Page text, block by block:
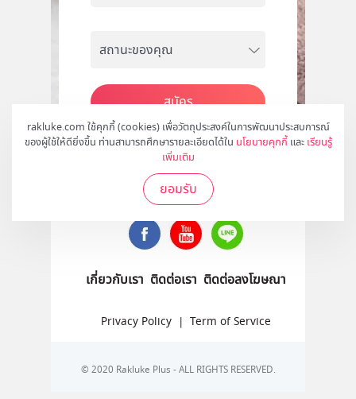
rakluke.com ใช้คุกกี้ (cookies) เพื่อวัตถุประสงค์ในการพัฒนาประสบการณ์
ของผู้ใช้ให้ดียิ่งขึ้น ท่านสามารถศึกษารายละเอียดได้ใน นโยบายคุกกี้ และ เรียนรู้
เพิ่มเติม
ยอมรับ
สมัคร
ติดตามเราได้ที่
เกี่ยวกับเรา ติดต่อเรา ติดต่อลงโฆษณา
Privacy Policy | Term of Service
© 2020 Rakluke Plus - ALL RIGHTS RESERVED.